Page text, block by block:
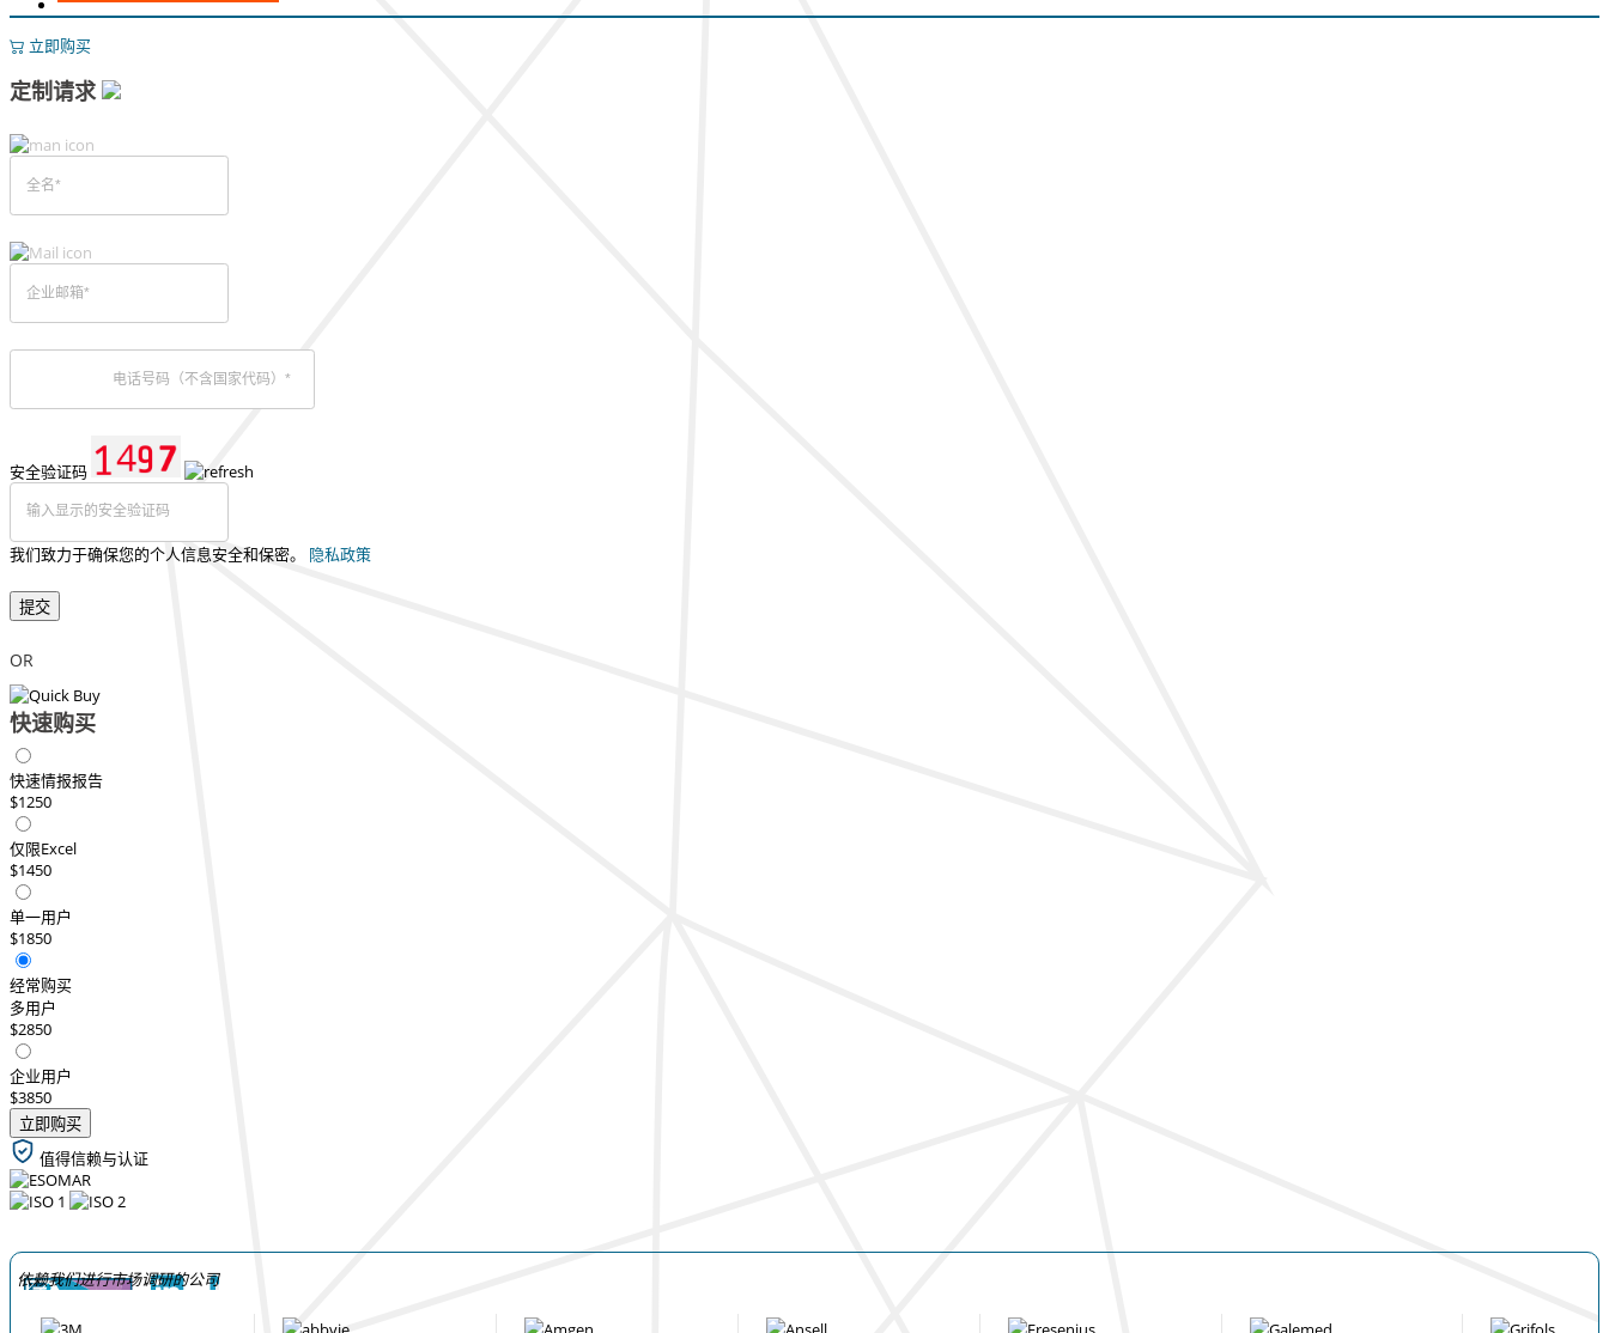
立即购买
定制请求
安全验证码
我们致力于确保您的个人信息安全和保密。 隐私政策
提交
OR
快速购买
快速情报报告
$1250
仅限Excel
$1450
单一用户
$1850
经常购买
多用户
$2850
企业用户
$3850
立即购买
值得信赖与认证
依赖我们进行市场调研的公司